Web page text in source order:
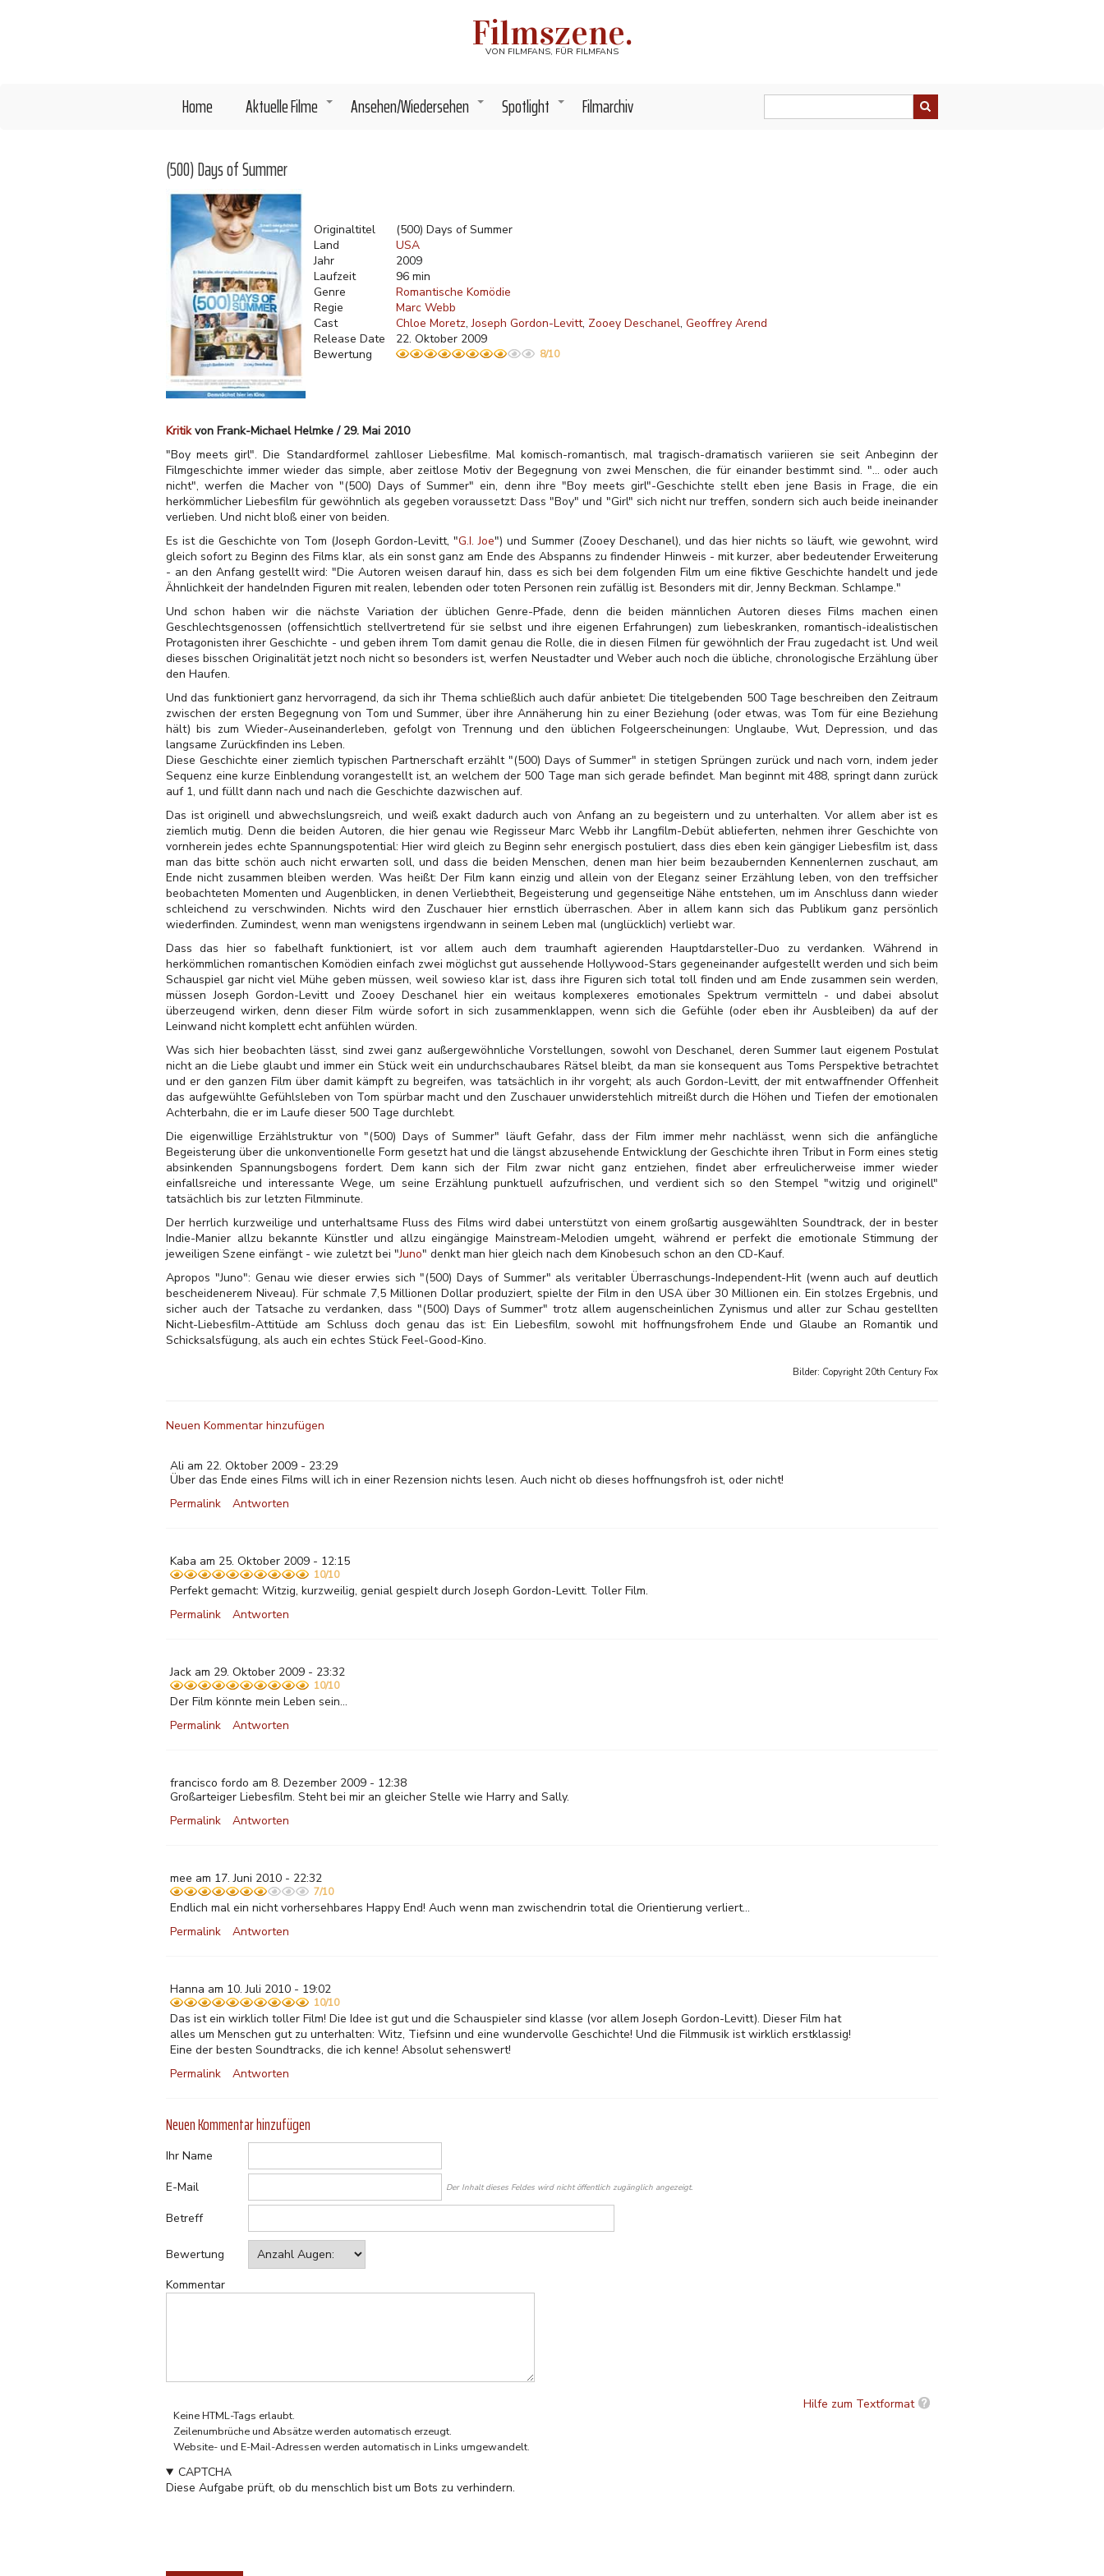
Filmszene.
VON FILMFANS, FÜR FILMFANS
Home +
Aktuelle Filme +
Ansehen/Wiedersehen +
Spotlight Filmarchiv
(500) Days of Summer
Originaltitel
(500) Days of Summer
Land
USA
Jahr
2009
Laufzeit
96 min
Genre
Romantische Komödie
Regie
Marc Webb
Cast
Chloe Moretz Joseph Gordon-Levitt Zooey Deschanel Geoffrey Arend
Release Date
22. Oktober 2009
Bewertung
8/10
Kritikvon Frank-Michael Helmke / 29. Mai 2010
"Boy meets girl". Die Standardformel zahlloser Liebesfilme. Mal komisch-romantisch, mal tragisch-dramatisch variieren sie seit Anbeginn der
Filmgeschichte immer wieder das simple, aber zeitlose Motiv der Begegnung von zwei Menschen, die für einander bestimmt sind. "… oder auch
nicht", werfen die Macher von "(500) Days of Summer" ein, denn ihre "Boy meets girl"-Geschichte stellt eben jene Basis in Frage, die ein
herkömmlicher Liebesfilm für gewöhnlich als gegeben voraussetzt: Dass "Boy" und "Girl" sich nicht nur treffen, sondern sich auch beide ineinander
verlieben. Und nicht bloß einer von beiden.
Es ist die Geschichte von Tom (Joseph Gordon-Levitt, "G.I. Joe") und Summer (Zooey Deschanel), und das hier nichts so läuft, wie gewohnt, wird
gleich sofort zu Beginn des Films klar, als ein sonst ganz am Ende des Abspanns zu findender Hinweis - mit kurzer, aber bedeutender Erweiterung
- an den Anfang gestellt wird: "Die Autoren weisen darauf hin, dass es sich bei dem folgenden Film um eine fiktive Geschichte handelt und jede
Ähnlichkeit der handelnden Figuren mit realen, lebenden oder toten Personen rein zufällig ist. Besonders mit dir, Jenny Beckman. Schlampe."
Und schon haben wir die nächste Variation der üblichen Genre-Pfade, denn die beiden männlichen Autoren dieses Films machen einen
Geschlechtsgenossen (offensichtlich stellvertretend für sie selbst und ihre eigenen Erfahrungen) zum liebeskranken, romantisch-idealistischen
Protagonisten ihrer Geschichte - und geben ihrem Tom damit genau die Rolle, die in diesen Filmen für gewöhnlich der Frau zugedacht ist. Und weil
dieses bisschen Originalität jetzt noch nicht so besonders ist, werfen Neustadter und Weber auch noch die übliche, chronologische Erzählung über
den Haufen.
Und das funktioniert ganz hervorragend, da sich ihr Thema schließlich auch dafür anbietet: Die titelgebenden 500 Tage beschreiben den Zeitraum
zwischen der ersten Begegnung von Tom und Summer, über ihre Annäherung hin zu einer Beziehung (oder etwas, was Tom für eine Beziehung
hält) bis zum Wieder-Auseinanderleben, gefolgt von Trennung und den üblichen Folgeerscheinungen: Unglaube, Wut, Depression, und das
langsame Zurückfinden ins Leben.
Diese Geschichte einer ziemlich typischen Partnerschaft erzählt "(500) Days of Summer" in stetigen Sprüngen zurück und nach vorn, indem jeder
Sequenz eine kurze Einblendung vorangestellt ist, an welchem der 500 Tage man sich gerade befindet. Man beginnt mit 488, springt dann zurück
auf 1, und füllt dann nach und nach die Geschichte dazwischen auf.
Das ist originell und abwechslungsreich, und weiß exakt dadurch auch von Anfang an zu begeistern und zu unterhalten. Vor allem aber ist es
ziemlich mutig. Denn die beiden Autoren, die hier genau wie Regisseur Marc Webb ihr Langfilm-Debüt ablieferten, nehmen ihrer Geschichte von
vornherein jedes echte Spannungspotential: Hier wird gleich zu Beginn sehr energisch postuliert, dass dies eben kein gängiger Liebesfilm ist, dass
man das bitte schön auch nicht erwarten soll, und dass die beiden Menschen, denen man hier beim bezaubernden Kennenlernen zuschaut, am
Ende nicht zusammen bleiben werden. Was heißt: Der Film kann einzig und allein von der Eleganz seiner Erzählung leben, von den treffsicher
beobachteten Momenten und Augenblicken, in denen Verliebtheit, Begeisterung und gegenseitige Nähe entstehen, um im Anschluss dann wieder
schleichend zu verschwinden. Nichts wird den Zuschauer hier ernstlich überraschen. Aber in allem kann sich das Publikum ganz persönlich
wiederfinden. Zumindest, wenn man wenigstens irgendwann in seinem Leben mal (unglücklich) verliebt war.
Dass das hier so fabelhaft funktioniert, ist vor allem auch dem traumhaft agierenden Hauptdarsteller-Duo zu verdanken. Während in
herkömmlichen romantischen Komödien einfach zwei möglichst gut aussehende Hollywood-Stars gegeneinander aufgestellt werden und sich beim
Schauspiel gar nicht viel Mühe geben müssen, weil sowieso klar ist, dass ihre Figuren sich total toll finden und am Ende zusammen sein werden,
müssen Joseph Gordon-Levitt und Zooey Deschanel hier ein weitaus komplexeres emotionales Spektrum vermitteln - und dabei absolut
überzeugend wirken, denn dieser Film würde sofort in sich zusammenklappen, wenn sich die Gefühle (oder eben ihr Ausbleiben) da auf der
Leinwand nicht komplett echt anfühlen würden.
Was sich hier beobachten lässt, sind zwei ganz außergewöhnliche Vorstellungen, sowohl von Deschanel, deren Summer laut eigenem Postulat
nicht an die Liebe glaubt und immer ein Stück weit ein undurchschaubares Rätsel bleibt, da man sie konsequent aus Toms Perspektive betrachtet
und er den ganzen Film über damit kämpft zu begreifen, was tatsächlich in ihr vorgeht; als auch Gordon-Levitt, der mit entwaffnender Offenheit
das aufgewühlte Gefühlsleben von Tom spürbar macht und den Zuschauer unwiderstehlich mitreißt durch die Höhen und Tiefen der emotionalen
Achterbahn, die er im Laufe dieser 500 Tage durchlebt.
Die eigenwillige Erzählstruktur von "(500) Days of Summer" läuft Gefahr, dass der Film immer mehr nachlässt, wenn sich die anfängliche
Begeisterung über die unkonventionelle Form gesetzt hat und die längst abzusehende Entwicklung der Geschichte ihren Tribut in Form eines stetig
absinkenden Spannungsbogens fordert. Dem kann sich der Film zwar nicht ganz entziehen, findet aber erfreulicherweise immer wieder
einfallsreiche und interessante Wege, um seine Erzählung punktuell aufzufrischen, und verdient sich so den Stempel "witzig und originell"
tatsächlich bis zur letzten Filmminute.
Der herrlich kurzweilige und unterhaltsame Fluss des Films wird dabei unterstützt von einem großartig ausgewählten Soundtrack, der in bester
Indie-Manier allzu bekannte Künstler und allzu eingängige Mainstream-Melodien umgeht, während er perfekt die emotionale Stimmung der
jeweiligen Szene einfängt - wie zuletzt bei "Juno" denkt man hier gleich nach dem Kinobesuch schon an den CD-Kauf.
Apropos "Juno": Genau wie dieser erwies sich "(500) Days of Summer" als veritabler Überraschungs-Independent-Hit (wenn auch auf deutlich
bescheidenerem Niveau). Für schmale 7,5 Millionen Dollar produziert, spielte der Film in den USA über 30 Millionen ein. Ein stolzes Ergebnis, und
sicher auch der Tatsache zu verdanken, dass "(500) Days of Summer" trotz allem augenscheinlichen Zynismus und aller zur Schau gestellten
Nicht-Liebesfilm-Attitüde am Schluss doch genau das ist: Ein Liebesfilm, sowohl mit hoffnungsfrohem Ende und Glaube an Romantik und
Schicksalsfügung, als auch ein echtes Stück Feel-Good-Kino.
Bilder: Copyright 20th Century Fox
Neuen Kommentar hinzufügen
Ali am 22. Oktober 2009 - 23:29
Über das Ende eines Films will ich in einer Rezension nichts lesen. Auch nicht ob dieses hoffnungsfroh ist, oder nicht!
Permalink
Antworten
Kaba am 25. Oktober 2009 - 12:15
10/10
Perfekt gemacht: Witzig, kurzweilig, genial gespielt durch Joseph Gordon-Levitt. Toller Film.
Permalink
Antworten
Jack am 29. Oktober 2009 - 23:32
10/10
Der Film könnte mein Leben sein...
Permalink
Antworten
francisco fordo am 8. Dezember 2009 - 12:38
Großarteiger Liebesfilm. Steht bei mir an gleicher Stelle wie Harry and Sally.
Permalink
Antworten
mee am 17. Juni 2010 - 22:32
7/10
Endlich mal ein nicht vorhersehbares Happy End! Auch wenn man zwischendrin total die Orientierung verliert...
Permalink
Antworten
Hanna am 10. Juli 2010 - 19:02
10/10
Das ist ein wirklich toller Film! Die Idee ist gut und die Schauspieler sind klasse (vor allem Joseph Gordon-Levitt). Dieser Film hat
alles um Menschen gut zu unterhalten: Witz, Tiefsinn und eine wundervolle Geschichte! Und die Filmmusik ist wirklich erstklassig!
Eine der besten Soundtracks, die ich kenne! Absolut sehenswert!
Permalink
Antworten
Neuen Kommentar hinzufügen
Ihr Name
E-Mail
Der Inhalt dieses Feldes wird nicht öffentlich zugänglich angezeigt.
Betreff
Bewertung
Kommentar
Hilfe zum Textformat
Keine HTML-Tags erlaubt.
Zeilenumbrüche und Absätze werden automatisch erzeugt.
Website- und E-Mail-Adressen werden automatisch in Links umgewandelt.
CAPTCHA
Diese Aufgabe prüft, ob du menschlich bist um Bots zu verhindern.